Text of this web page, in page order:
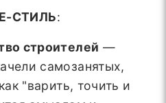
СТИЛЬ:
строителей —
самозанятых,
"варить, точить и